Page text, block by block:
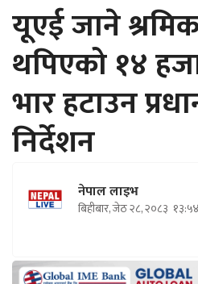
यूएई जाने
थपिएको १४
भार हटाउन
निर्देशन
नेपाल लाइभ
बिहीबार, जेठ २८, २०८३ १३:५४